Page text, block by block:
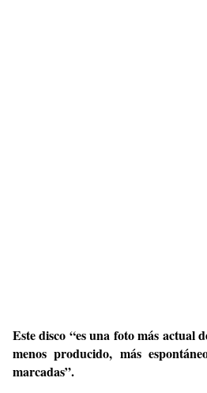
Este disco “es una foto más actual
menos producido, más
marcadas”.